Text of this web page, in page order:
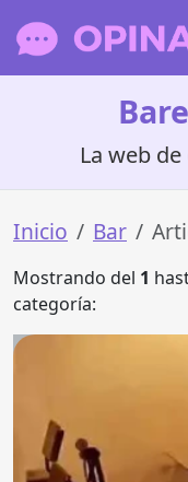
La web
Inicio Bar
Mostrando del 1
categoría: